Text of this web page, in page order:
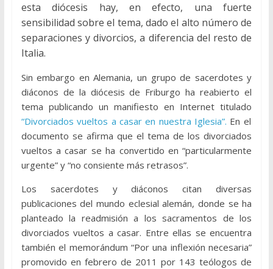
esta diócesis hay, en efecto, una fuerte
sensibilidad sobre el tema, dado el alto número de
separaciones y divorcios, a diferencia del resto de
Italia.
Sin embargo en Alemania, un grupo de sacerdotes y
diáconos de la diócesis de Friburgo ha reabierto el
tema publicando un manifiesto en Internet titulado
“Divorciados vueltos a casar en nuestra Iglesia”. En el
documento se afirma que el tema de los divorciados
vueltos a casar se ha convertido en “particularmente
urgente” y “no consiente más retrasos”.
Los sacerdotes y diáconos citan diversas
publicaciones del mundo eclesial alemán, donde se ha
planteado la readmisión a los sacramentos de los
divorciados vueltos a casar. Entre ellas se encuentra
también el memorándum “Por una inflexión necesaria”
promovido en febrero de 2011 por 143 teólogos de